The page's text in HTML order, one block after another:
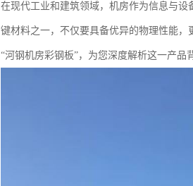
在现代工业和建筑领域，机房作为信息与
键材料之一，不仅要具备优异的物理性能
“河钢机房彩钢板”，为您深度解析这一产品